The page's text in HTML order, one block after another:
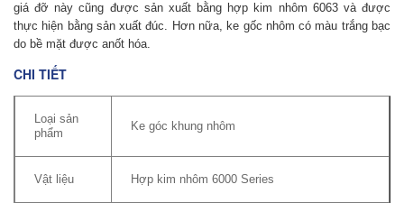
giá đỡ này cũng được sản xuất bằng hợp kim nhôm 6063 và được
thực hiện bằng sản xuất đúc. Hơn nữa, ke gốc nhôm có màu trắng bạc
do bề mặt được anốt hóa.
CHI TIẾT
Loại sản
phẩm
Ke góc khung nhôm
Vật liệu Hợp kim nhôm 6000 Series